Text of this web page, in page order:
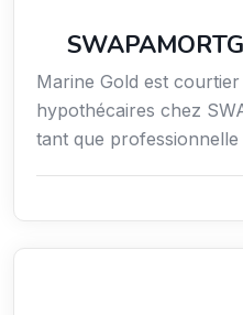
Marine Gold est
hypothécaires chez
tant que professionnelle